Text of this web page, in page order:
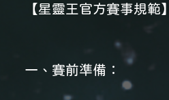
【星靈王官方賽事規範】
一、賽前準備：